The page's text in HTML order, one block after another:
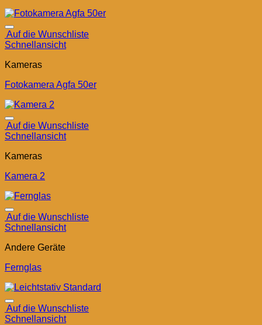
Auf die Wunschliste
Schnellansicht
Kameras
Fotokamera Agfa 50er
Auf die Wunschliste
Schnellansicht
Kameras
Kamera 2
Auf die Wunschliste
Schnellansicht
Andere Geräte
Fernglas
Auf die Wunschliste
Schnellansicht